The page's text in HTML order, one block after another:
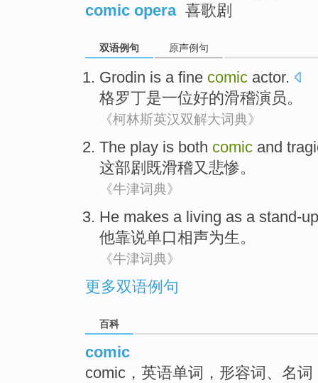
comic opera 喜歌剧
双语例句 原声例句
Grodin is a fine comic actor.
格罗丁是一位好的滑稽演员。
《柯林斯英汉双解大词典》
The play is both comic and
这部剧 既滑稽又悲惨。
《牛津词典》
He makes a living as a stand-up
他靠说单口相声为生。
《牛津词典》
更多双语例句
百科
comic
comic，英语单词，形容词、名